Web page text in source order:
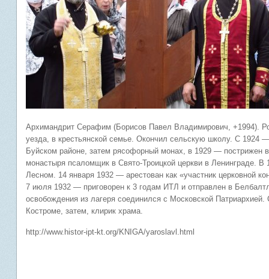
Архимандрит Серафим (Борисов Павел Владимирович, +1994).
уезда, в крестьянской семье. Окончил сельскую школу. С 1924
Буйском районе, затем рясофорный монах, в 1929 —
монастыря псаломщик в Свято-Троицкой церкви в Ленинграде.
Лесном. 14 января 1932 — арестован как «участник церковной
7 июля 1932 — приговорен к 3 годам ИТЛ и отправлен в
освобождения из лагеря соединился с Московской Патриархией.
Костроме, затем, клирик храма.
http://www.histor-ipt-kt.org/KNIGA/yaroslavl.html